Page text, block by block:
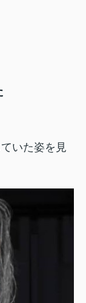
いた姿を見